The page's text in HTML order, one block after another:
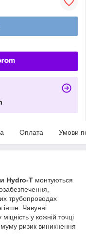
Оплата Умови
Hydro-T монтуються
трубопроводах
інше. Чавунні
у кожній точці
ризик виникнення